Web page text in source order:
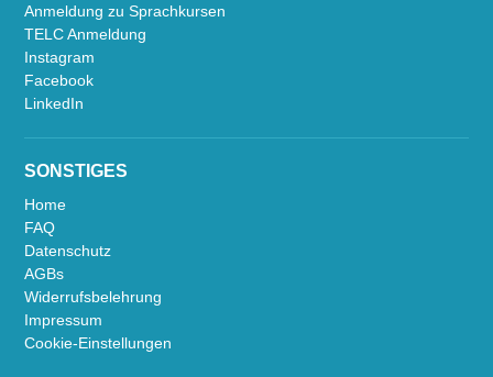
Anmeldung zu Sprachkursen
TELC Anmeldung
Instagram
Facebook
LinkedIn
SONSTIGES
Home
FAQ
Datenschutz
AGBs
Widerrufsbelehrung
Impressum
Cookie-Einstellungen